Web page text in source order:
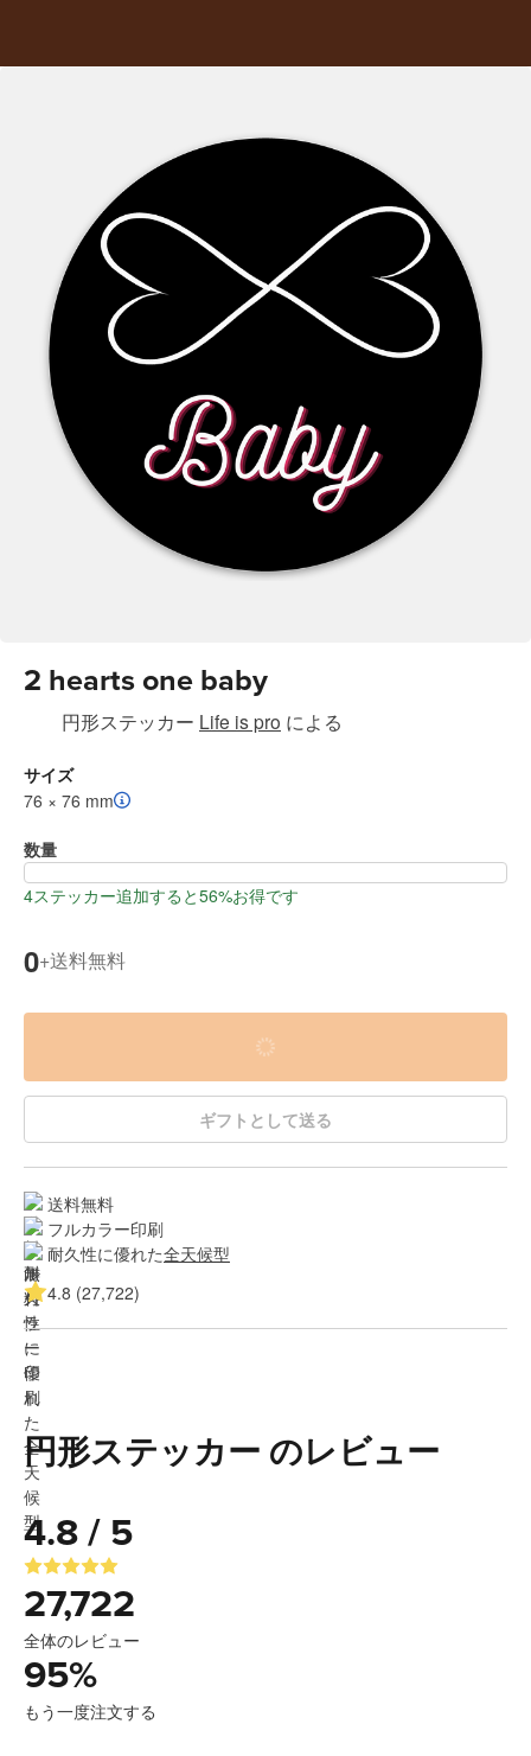
2 hearts one baby
円形ステッカー Life is pro による
サイズ
76 × 76 mm
数量
4ステッカー追加すると56%お得です
0+送料無料
ギフトとして送る
送料無料
フルカラー印刷
耐久性に優れた全天候型
4.8 (27,722)
円形ステッカー のレビュー
4.8 / 5
27,722
全体のレビュー
95%
もう一度注文する